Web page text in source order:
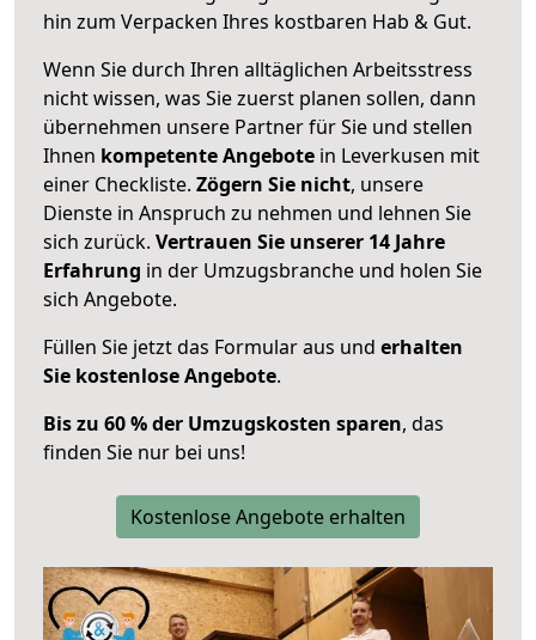
hin zum Verpacken Ihres kostbaren Hab & Gut.
Wenn Sie durch Ihren alltäglichen Arbeitsstress
nicht wissen, was Sie zuerst planen sollen, dann
übernehmen unsere Partner für Sie und stellen
Ihnen kompetente Angebote in Leverkusen mit
einer Checkliste. Zögern Sie nicht, unsere
Dienste in Anspruch zu nehmen und lehnen Sie
sich zurück. Vertrauen Sie unserer 14 Jahre
Erfahrung in der Umzugsbranche und holen Sie
sich Angebote.
Füllen Sie jetzt das Formular aus und erhalten
Sie kostenlose Angebote.
Bis zu 60 % der Umzugskosten sparen, das
finden Sie nur bei uns!
Kostenlose Angebote erhalten